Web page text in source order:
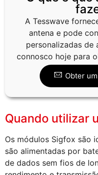
A Tesswave
antena e pode
personalizadas de
connosco hoje para
Obter
Quando utilizar
Os módulos Sigfox são
são alimentadas por
de dados sem fios de